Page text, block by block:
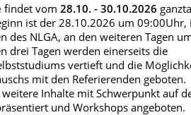
findet vom28.10. - 30.10.2026
ist der 28.10.2026 um 09:00Uhr,
des NLGA, an den weiteren Tagen
drei Tagen werden einerseits die
vertieft und die
mit den Referierenden geboten.
Inhalte mit Schwerpunkt auf
und Workshops angeboten.